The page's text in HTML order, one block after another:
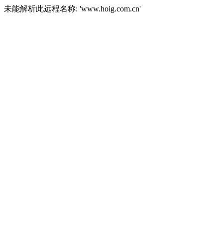
未能解析此远程名称: 'www.hoig.com.cn'